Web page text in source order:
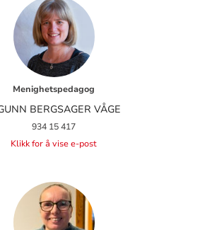
Menighetspedagog
BERGSAGER VÅGE
934 15 417
Klikk for å vise e-post